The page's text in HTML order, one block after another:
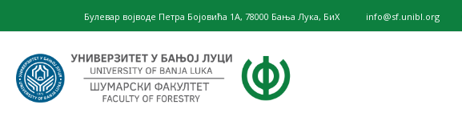
Булевар војводе Петра Бојовића 1А, 78000 Бања Лука, БиХ info@sf.unibl.org